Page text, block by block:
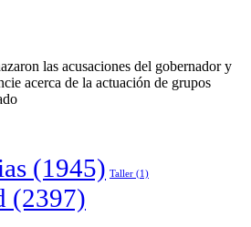
las acusaciones del gobernador y
acerca de la actuación de grupos
(1945) Taller (1)
(2397)